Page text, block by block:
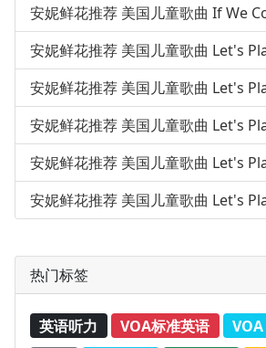
安妮鲜花推荐 美国儿童歌曲 Let's
热门标签
英语听力 VOA标准英语 VOA